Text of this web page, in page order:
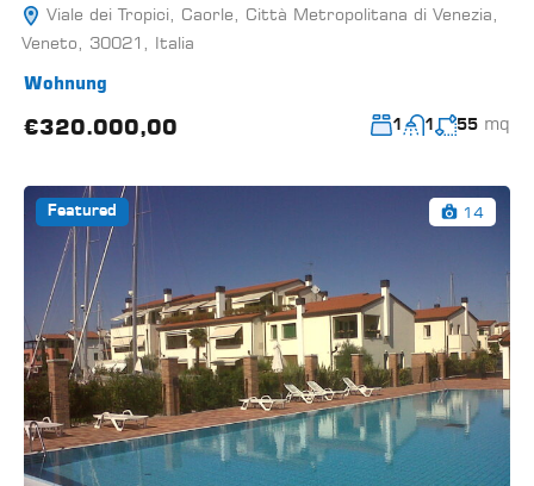
Viale dei Tropici, Caorle, Città Metropolitana di Venezia,
Veneto, 30021, Italia
Wohnung
€320.000,00 1 1 55 mq
Featured 14